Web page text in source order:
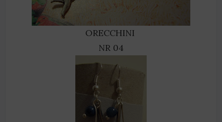
ORECCHINI
NR 04